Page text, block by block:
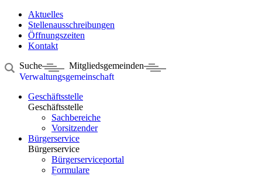
Aktuelles
Stellenausschreibungen
Öffnungszeiten
Kontakt
Suche
Mitgliedsgemeinden
Verwaltungsgemeinschaft
Geschäftsstelle
Geschäftsstelle
Sachbereiche
Vorsitzender
Bürgerservice
Bürgerservice
Bürgerserviceportal
Formulare